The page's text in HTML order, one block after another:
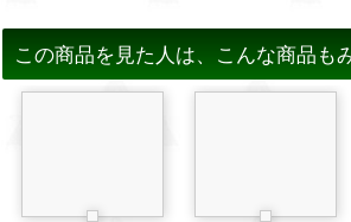
この商品を見た人は、こんな商品も